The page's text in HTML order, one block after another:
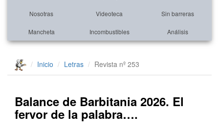
Nosotras Videoteca Sin barreras
Mancheta Incombustibles Análisis
Inicio Letras Revista nº 253
Balance de Barbitania 2026. El
fervor de la palabra….